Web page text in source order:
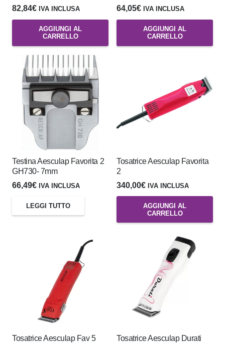
82,84€ IVA INCLUSA
AGGIUNGI AL
CARRELLO
64,05€ IVA INCLUSA
AGGIUNGI AL
CARRELLO
Testina Aesculap Favorita 2
GH730- 7mm
66,49€ IVA INCLUSA
LEGGI TUTTO
Tosatrice Aesculap Favorita
2
340,00€ IVA INCLUSA
AGGIUNGI AL
CARRELLO
Tosatrice Aesculap Fav 5
Tosatrice Aesculap Durati